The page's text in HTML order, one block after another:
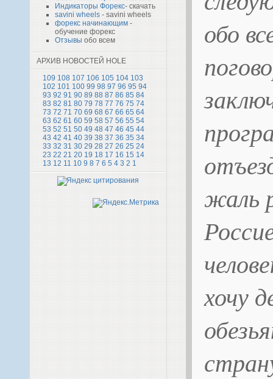
Индикаторы Форекс- скачать
savini wheels - savini wheels
форекс начинающим -
обучение форекс
Отзывы обо всем
АРХИВ НОВОСТЕЙ HOLE
109 108 107 106 105 104 103
102 101 100 99 98 97 96 95 94
93 92 91 90 89 88 87 86 85 84
83 82 81 80 79 78 77 76 75 74
73 72 71 70 69 68 67 66 65 64
63 62 61 60 59 58 57 56 55 54
53 52 51 50 49 48 47 46 45 44
43 42 41 40 39 38 37 36 35 34
33 32 31 30 29 28 27 26 25 24
23 22 21 20 19 18 17 16 15 14
13 12 11 10 9 8 7 6 5 4 3 2 1
обо
жаль
хочу